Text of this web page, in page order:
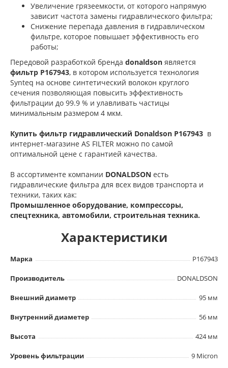
Увеличение грязеемкости, от которого напрямую
зависит частота замены гидравлического фильтра;
Снижение перепада давления в гидравлическом
фильтре, которое повышает эффективность его
работы;
Передовой разработкой бренда donaldson является
фильтр P167943, в котором используется технология
Synteq на основе синтетический волокон круглого
сечения позволяющая повысить эффективность
фильтрации до 99.9 % и улавливать частицы
минимальным размером 4 мкм.
Купить фильтр гидравлический Donaldson P167943 в
интернет-магазине AS FILTER можно по самой
оптимальной цене с гарантией качества.
В ассортименте компании DONALDSON есть
гидравлические фильтра для всех видов транспорта и
техники, таких как:
Промышленное оборудование, компрессоры,
спецтехника, автомобили, строительная техника.
Характеристики
Марка P167943
Производитель DONALDSON
Внешний диаметр 95 мм
Внутренний диаметер 56 мм
Высота 424 мм
Уровень фильтрации 9 Micron